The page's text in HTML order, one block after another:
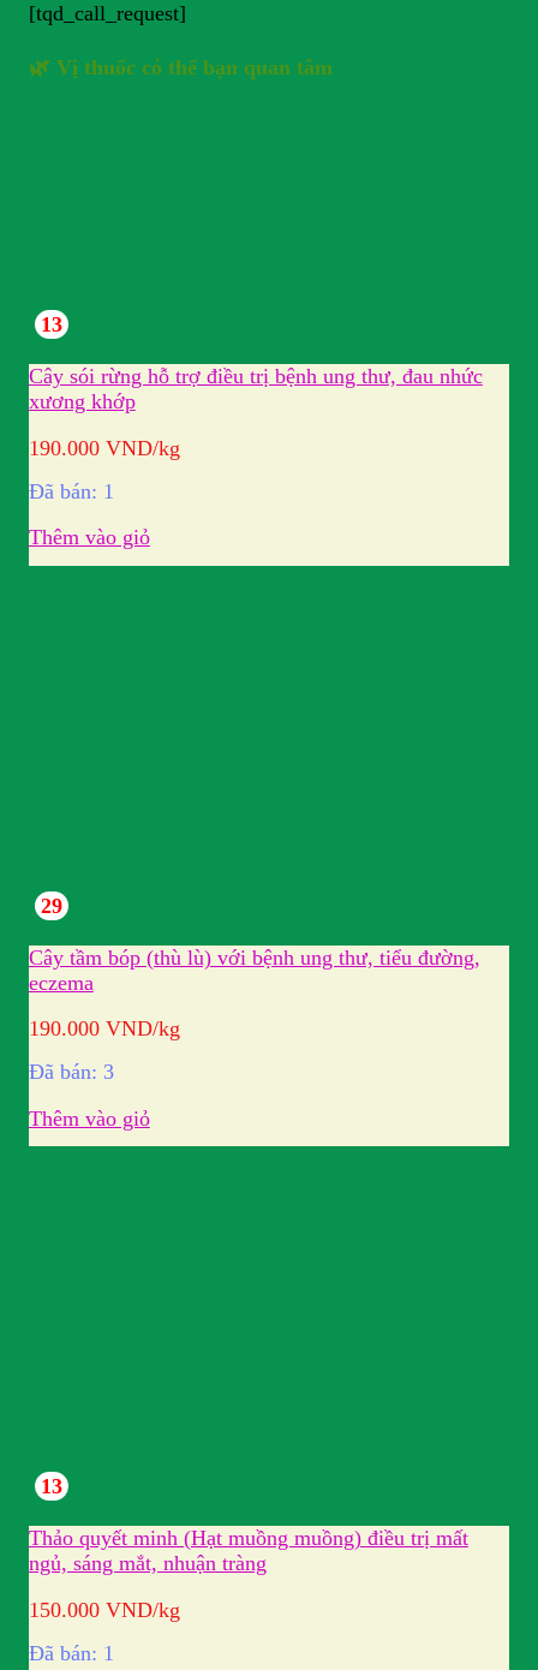
[tqd_call_request]
🌿 Vị thuốc có thể bạn quan tâm
13
Cây sói rừng hỗ trợ điều trị bệnh ung thư, đau nhức
xương khớp
190.000 VND/kg
Đã bán: 1
Thêm vào giỏ
29
Cây tầm bóp (thù lù) với bệnh ung thư, tiểu đường,
eczema
190.000 VND/kg
Đã bán: 3
Thêm vào giỏ
13
Thảo quyết minh (Hạt muồng muồng) điều trị mất
ngủ, sáng mắt, nhuận tràng
150.000 VND/kg
Đã bán: 1